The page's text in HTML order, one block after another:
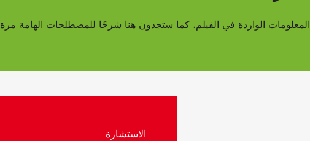
الواردة في الفيلم. كما ستجدون هنا شرحًا للمصطلحات الهامة مرة
الاستشارة